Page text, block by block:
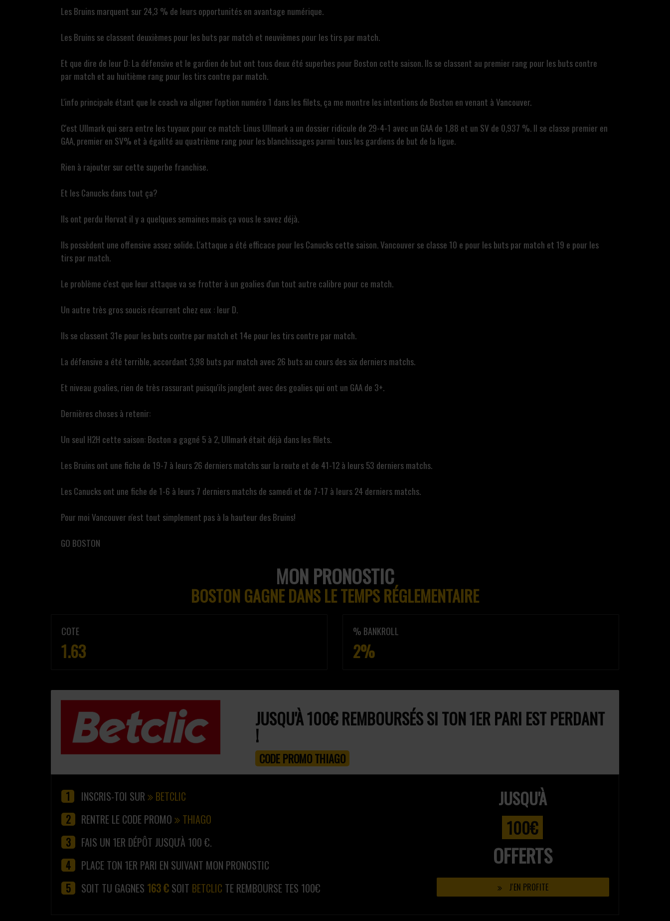
Les Bruins marquent sur 24,3 % de leurs opportunités en avantage numérique.
Les Bruins se classent deuxièmes pour les buts par match et neuvièmes pour les tirs par match.
Et que dire de leur D: La défensive et le gardien de but ont tous deux été superbes pour Boston cette saison. Ils se classent au premier rang pour les buts contre
par match et au huitième rang pour les tirs contre par match.
L'info principale étant que le coach va aligner l'option numéro 1 dans les filets, ça me montre les intentions de Boston en venant à Vancouver.
C'est Ullmark qui sera entre les tuyaux pour ce match: Linus Ullmark a un dossier ridicule de 29-4-1 avec un GAA de 1,88 et un SV de 0,937 %. Il se classe premier en
GAA, premier en SV% et à égalité au quatrième rang pour les blanchissages parmi tous les gardiens de but de la ligue.
Rien à rajouter sur cette superbe franchise.
Et les Canucks dans tout ça?
Ils ont perdu Horvat il y a quelques semaines mais ça vous le savez déjà.
Ils possèdent une offensive assez solide. L'attaque a été efficace pour les Canucks cette saison. Vancouver se classe 10 e pour les buts par match et 19 e pour les
tirs par match.
Le problème c'est que leur attaque va se frotter à un goalies d'un tout autre calibre pour ce match.
Un autre très gros soucis récurrent chez eux : leur D.
Ils se classent 31e pour les buts contre par match et 14e pour les tirs contre par match.
La défensive a été terrible, accordant 3,98 buts par match avec 26 buts au cours des six derniers matchs.
Et niveau goalies, rien de très rassurant puisqu'ils jonglent avec des goalies qui ont un GAA de 3+.
Dernières choses à retenir:
Un seul H2H cette saison: Boston a gagné 5 à 2, Ullmark était déjà dans les filets.
Les Bruins ont une fiche de 19-7 à leurs 26 derniers matchs sur la route et de 41-12 à leurs 53 derniers matchs.
Les Canucks ont une fiche de 1-6 à leurs 7 derniers matchs de samedi et de 7-17 à leurs 24 derniers matchs.
Pour moi Vancouver n'est tout simplement pas à la hauteur des Bruins!
GO BOSTON
MON PRONOSTIC
BOSTON GAGNE DANS LE TEMPS RÉGLEMENTAIRE
COTE
1.63
% BANKROLL
2%
JUSQU'À 100€ REMBOURSÉS SI TON 1ER PARI EST PERDANT
!
CODE PROMO THIAGO
JUSQU'À
100€
OFFERTS
J'EN PROFITE
INSCRIS-TOI SUR
BETCLIC
RENTRE LE CODE PROMO
THIAGO
FAIS UN 1ER DÉPÔT JUSQU'À 100 €.
PLACE TON 1ER PARI EN SUIVANT MON PRONOSTIC
SOIT TU GAGNES 163 € SOIT BETCLIC TE REMBOURSE TES 100€